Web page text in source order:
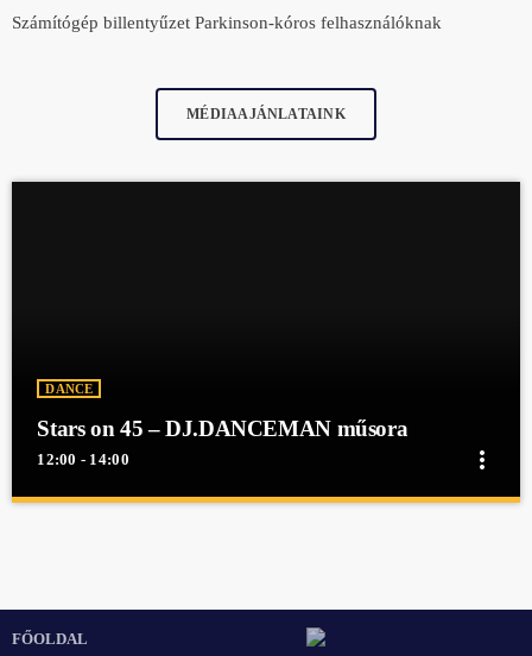
Számítógép billentyűzet Parkinson-kóros felhasználóknak
MÉDIAAJÁNLATAINK
DANCE
Stars on 45 – DJ.DANCEMAN műsora
12:00 - 14:00 more_vert
Stars on 45 - DJ.DANCEMAN műsora
FŐOLDAL